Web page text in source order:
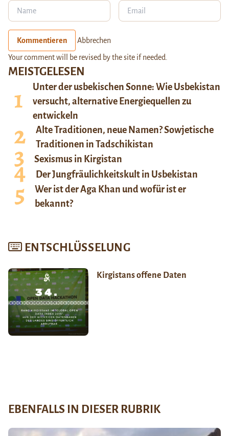
MEISTGELESEN
Unter der usbekischen Sonne: Wie Usbekistan
versucht, alternative Energiequellen zu
entwickeln
Alte Traditionen, neue Namen? Sowjetische
Traditionen in Tadschikistan
Sexismus in Kirgistan
Der Jungfräulichkeitskult in Usbekistan
Wer ist der Aga Khan und wofür ist er
bekannt?
ENTSCHLÜSSELUNG
Kirgistans offene Daten
Kommentieren Abbrechen
Your comment will be revised by the site if needed.
EBENFALLS IN DIESER RUBRIK